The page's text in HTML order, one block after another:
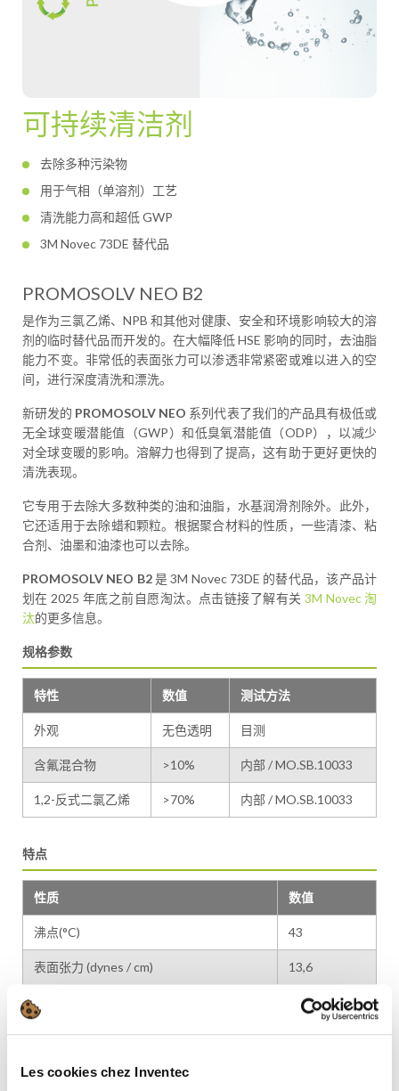
Les cookies chez Inventec
可持续清洁剂
去除多种污染物
用于气相（单溶剂）工艺
清洗能力高和超低 GWP
3M Novec 73DE 替代品
PROMOSOLV NEO B2
是作为三氯乙烯、NPB 和其他对健康、安全和环境影响较大的溶
剂的临时替代品而开发的。在大幅降低 HSE 影响的同时，去油脂
能力不变。非常低的表面张力可以渗透非常紧密或难以进入的空
间，进行深度清洗和漂洗。
新研发的 PROMOSOLV NEO 系列代表了我们的产品具有极低或
无全球变暖潜能值（GWP）和低臭氧潜能值（ODP），以减少
对全球变暖的影响。溶解力也得到了提高，这有助于更好更快的
清洗表现。
它专用于去除大多数种类的油和油脂，水基润滑剂除外。此外，
它还适用于去除蜡和颗粒。根据聚合材料的性质，一些清漆、粘
合剂、油墨和油漆也可以去除。
PROMOSOLV NEO B2是 3M Novec 73DE 的替代品，该产品计
划在 2025 年底之前自愿淘汰。点击链接了解有关3M Novec 淘
汰的更多信息。
规格参数
特性 数值 测试方法
外观 无色透明 目测
含氟混合物 >10% 内部 / MO.SB.10033
1,2-反式二氯乙烯 >70% 内部 / MO.SB.10033
特点
性质 数值
沸点(°C) 43
表面张力 (dynes / cm) 13,6
闪点
密度（g/cm3) 1,3
纯液 (重量% )